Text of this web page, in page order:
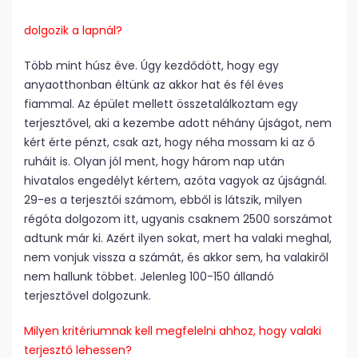
dolgozik a lapnál?
Több mint húsz éve. Úgy kezdődött, hogy egy
anyaotthonban éltünk az akkor hat és fél éves
fiammal. Az épület mellett összetalálkoztam egy
terjesztővel, aki a kezembe adott néhány újságot, nem
kért érte pénzt, csak azt, hogy néha mossam ki az ő
ruháit is. Olyan jól ment, hogy három nap után
hivatalos engedélyt kértem, azóta vagyok az újságnál.
29-es a terjesztői számom, ebből is látszik, milyen
régóta dolgozom itt, ugyanis csaknem 2500 sorszámot
adtunk már ki. Azért ilyen sokat, mert ha valaki meghal,
nem vonjuk vissza a számát, és akkor sem, ha valakiről
nem hallunk többet. Jelenleg 100-150 állandó
terjesztővel dolgozunk.
Milyen kritériumnak kell megfelelni ahhoz, hogy valaki
terjesztő lehessen?